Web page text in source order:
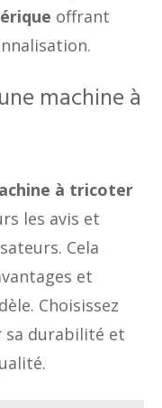
offrant
machine à
à tricoter
les avis et
Cela
et
Choisissez
sa durabilité et